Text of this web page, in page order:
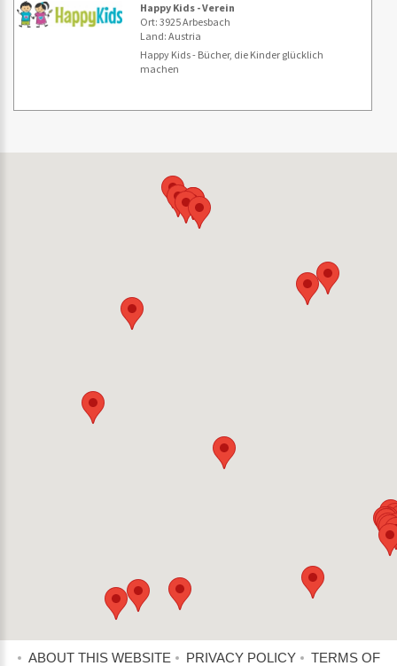
Happy Kids - Verein
Ort: 3925 Arbesbach
Land: Austria
Happy Kids - Bücher, die Kinder glücklich
machen
ABOUT THIS WEBSITE PRIVACY POLICY TERMS OF